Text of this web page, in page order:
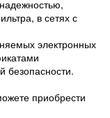
в сетях с
электронных
безопасности.
приобрести